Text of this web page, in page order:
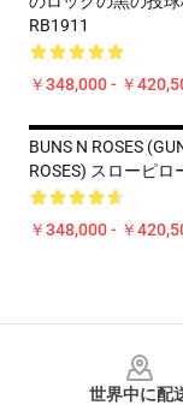
RB1911
￥348,000 - ￥
BUNS N ROSES
ROSES) スローピロ
￥348,000 - ￥
世界中に配